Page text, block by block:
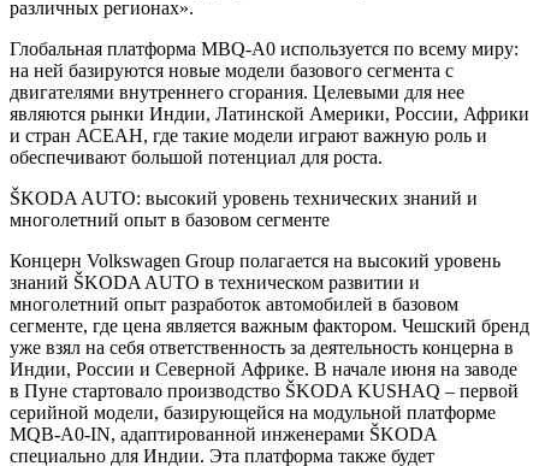
на ней базируются новые модели базового сегмента с
двигателями внутреннего сгорания. Целевыми для нее
являются рынки Индии, Латинской Америки, России, Африки
и стран АСЕАН, где такие модели играют важную роль и
обеспечивают большой потенциал для роста.
многолетний опыт в базовом сегменте
знаний ŠKODA AUTO в техническом развитии и
многолетний опыт разработок автомобилей в базовом
сегменте, где цена является важным фактором. Чешский бренд
уже взял на себя ответственность за деятельность концерна в
Индии, России и Северной Африке. В начале июня на заводе
в Пуне стартовало производство ŠKODA KUSHAQ – первой
серийной модели, базирующейся на модульной платформе
MQB-A0-IN, адаптированной инженерами ŠKODA
специально для Индии. Эта платформа также будет
использоваться в других моделях Volkswagen и ŠKODA. В